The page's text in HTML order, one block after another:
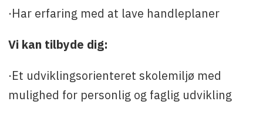
·Har erfaring med at lave handleplaner
Vi kan tilbyde dig:
·Et udviklingsorienteret skolemiljø med
mulighed for personlig og faglig udvikling